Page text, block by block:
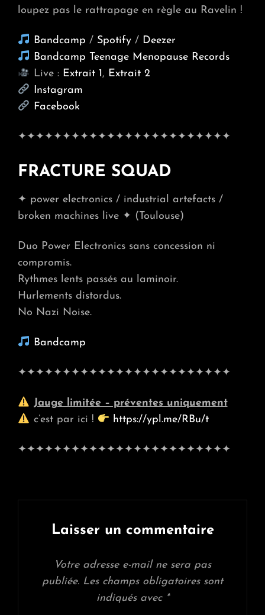
loupez pas le rattrapage en règle au Ravelin !
Bandcamp / Spotify/ Deezer
Bandcamp Teenage Menopause Records
Live : Extrait 1, Extrait 2
Instagram
Facebook
✦✦✦✦✦✦✦✦✦✦✦✦✦✦✦✦✦✦✦✦✦✦✦✦
FRACTURE SQUAD
✦ power electronics / industrial artefacts /
broken machines live ✦ (Toulouse)
Duo Power Electronics sans concession ni
compromis.
Rythmes lents passés au laminoir.
Hurlements distordus.
No Nazi Noise.
Bandcamp
✦✦✦✦✦✦✦✦✦✦✦✦✦✦✦✦✦✦✦✦✦✦✦✦
Jauge limitée – préventes uniquement
c’est par ici !
https://ypl.me/RBu/t
✦✦✦✦✦✦✦✦✦✦✦✦✦✦✦✦✦✦✦✦✦✦✦✦
Laisser un commentaire
Votre adresse e-mail ne sera pas
publiée. Les champs obligatoires sont
indiqués avec *